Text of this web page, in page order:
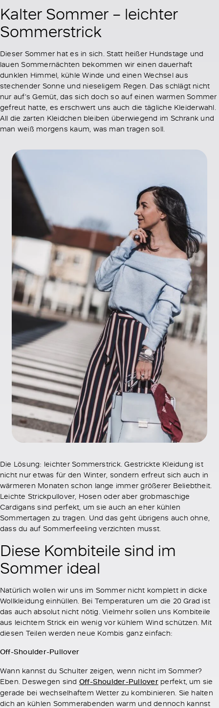
Kalter Sommer – leichter
Sommerstrick
Dieser Sommer hat es in sich. Statt heißer Hundstage und
lauen Sommernächten bekommen wir einen dauerhaft
dunklen Himmel, kühle Winde und einen Wechsel aus
stechender Sonne und nieseligem Regen. Das schlägt nicht
nur auf’s Gemüt, das sich doch so auf einen warmen Sommer
gefreut hatte, es erschwert uns auch die tägliche Kleiderwahl.
All die zarten Kleidchen bleiben überwiegend im Schrank und
man weiß morgens kaum, was man tragen soll.
Die Lösung: leichter Sommerstrick. Gestrickte Kleidung ist
nicht nur etwas für den Winter, sondern erfreut sich auch in
wärmeren Monaten schon lange immer größerer Beliebtheit.
Leichte Strickpullover, Hosen oder aber grobmaschige
Cardigans sind perfekt, um sie auch an eher kühlen
Sommertagen zu tragen. Und das geht übrigens auch ohne,
dass du auf Sommerfeeling verzichten musst.
Diese Kombiteile sind im
Sommer ideal
Natürlich wollen wir uns im Sommer nicht komplett in dicke
Wollkleidung einhüllen. Bei Temperaturen um die 20 Grad ist
das auch absolut nicht nötig. Vielmehr sollen uns Kombiteile
aus leichtem Strick ein wenig vor kühlem Wind schützen. Mit
diesen Teilen werden neue Kombis ganz einfach:
Off-Shoulder-Pullover
Wann kannst du Schulter zeigen, wenn nicht im Sommer?
Eben. Deswegen sind Off-Shoulder-Pulloverperfekt, um sie
gerade bei wechselhaftem Wetter zu kombinieren. Sie halten
dich an kühlen Sommerabenden warm und dennoch kannst